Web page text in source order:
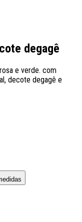
degagê
e verde. com
decote degagê e